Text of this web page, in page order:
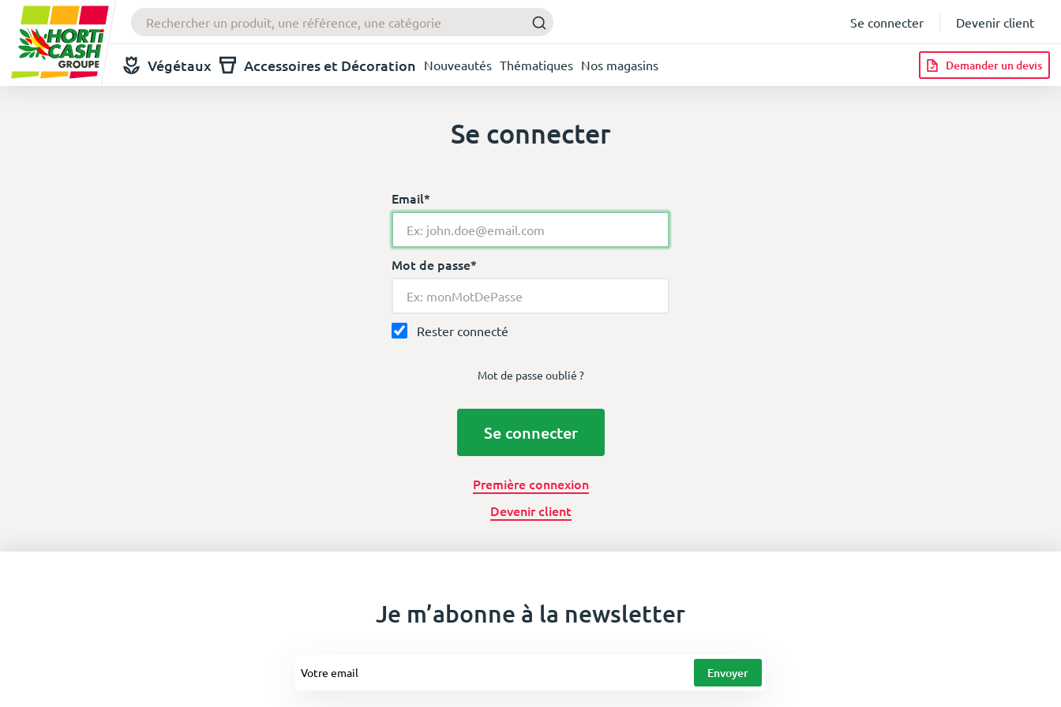
Se connecter Devenir client
Végétaux Accessoires et Décoration Nouveautés Thématiques Nos magasins Demander un devis
Se connecter
Email*
Mot de passe*
Rester connecté
Mot de passe oublié ?
Se connecter
Première connexion
Devenir client
Je m’abonne à la newsletter